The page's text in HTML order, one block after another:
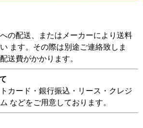
の配送、またはメーカーにより送料
ます。その際は別途ご連絡致しま
送費がかかります。
カード・銀行振込・リース・クレジ
などをご用意しております。